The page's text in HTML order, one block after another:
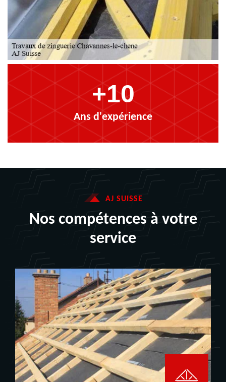
+10
Ans d'expérience
AJ SUISSE
Nos compétences à votre
service